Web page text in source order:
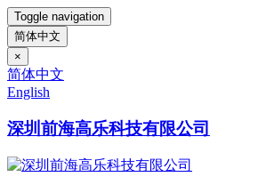
Toggle navigation
简体中文
×
简体中文
English
深圳前海高乐科技有限公司